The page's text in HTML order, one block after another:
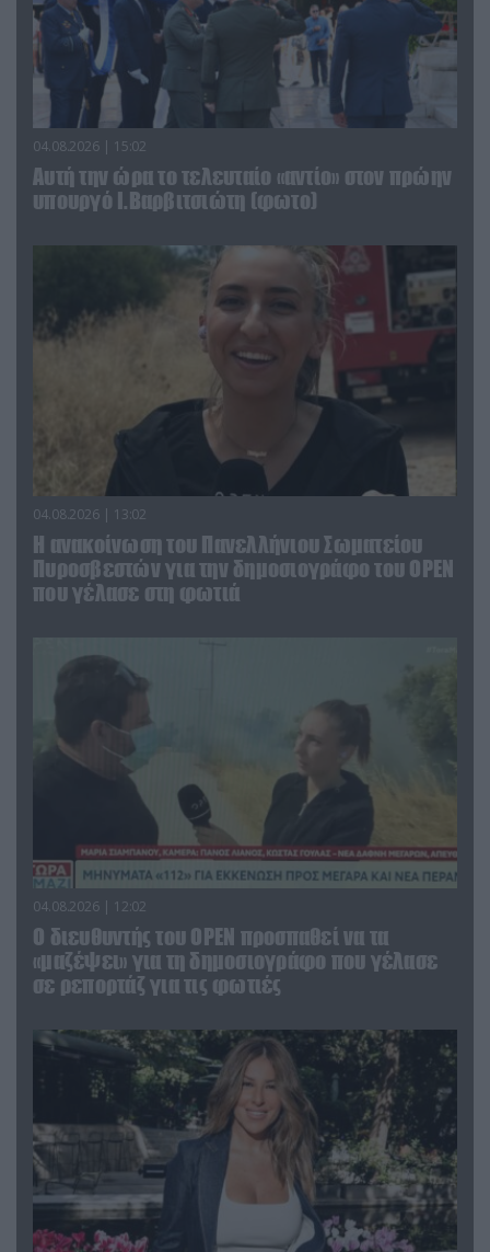
04.08.2026 | 15:02
Αυτή την ώρα το τελευταίο «αντίο» στον πρώην
υπουργό Ι.Βαρβιτσιώτη (φωτο)
04.08.2026 | 13:02
Η ανακοίνωση του Πανελλήνιου Σωματείου
Πυροσβεστών για την δημοσιογράφο του OPEN
που γέλασε στη φωτιά
04.08.2026 | 12:02
O διευθυντής του OPEN προσπαθεί να τα
«μαζέψει» για τη δημοσιογράφο που γέλασε
σε ρεπορτάζ για τις φωτιές